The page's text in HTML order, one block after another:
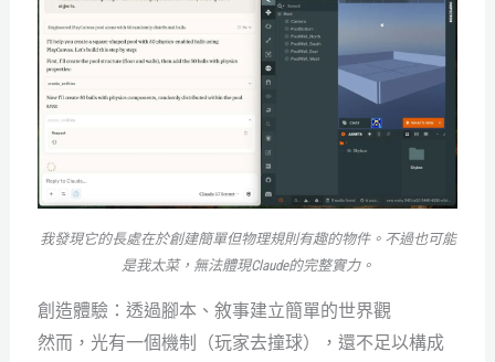
我發現它的長處在於創建簡單但物理規則有趣的物件。不過也可能
是我太菜，無法體現Claude的完整實力。
創造體驗：透過腳本、敘事建立簡單的世界觀
然而，光有一個機制（玩家去撞球），還不足以構成